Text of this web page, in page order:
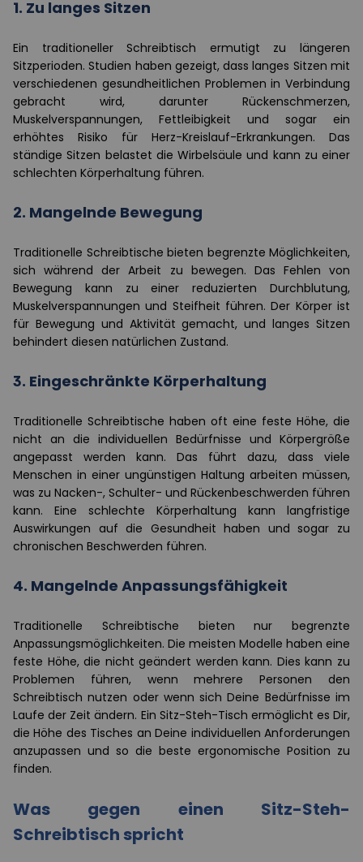
1. Zu langes Sitzen
Ein traditioneller Schreibtisch ermutigt zu längeren
Sitzperioden. Studien haben gezeigt, dass langes Sitzen mit
verschiedenen gesundheitlichen Problemen in Verbindung
gebracht wird, darunter Rückenschmerzen,
Muskelverspannungen, Fettleibigkeit und sogar ein
erhöhtes Risiko für Herz-Kreislauf-Erkrankungen. Das
ständige Sitzen belastet die Wirbelsäule und kann zu einer
schlechten Körperhaltung führen.
2. Mangelnde Bewegung
Traditionelle Schreibtische bieten begrenzte Möglichkeiten,
sich während der Arbeit zu bewegen. Das Fehlen von
Bewegung kann zu einer reduzierten Durchblutung,
Muskelverspannungen und Steifheit führen. Der Körper ist
für Bewegung und Aktivität gemacht, und langes Sitzen
behindert diesen natürlichen Zustand.
3. Eingeschränkte Körperhaltung
Traditionelle Schreibtische haben oft eine feste Höhe, die
nicht an die individuellen Bedürfnisse und Körpergröße
angepasst werden kann. Das führt dazu, dass viele
Menschen in einer ungünstigen Haltung arbeiten müssen,
was zu Nacken-, Schulter- und Rückenbeschwerden führen
kann. Eine schlechte Körperhaltung kann langfristige
Auswirkungen auf die Gesundheit haben und sogar zu
chronischen Beschwerden führen.
4. Mangelnde Anpassungsfähigkeit
Traditionelle Schreibtische bieten nur begrenzte
Anpassungsmöglichkeiten. Die meisten Modelle haben eine
feste Höhe, die nicht geändert werden kann. Dies kann zu
Problemen führen, wenn mehrere Personen den
Schreibtisch nutzen oder wenn sich Deine Bedürfnisse im
Laufe der Zeit ändern. Ein Sitz-Steh-Tisch ermöglicht es Dir,
die Höhe des Tisches an Deine individuellen Anforderungen
anzupassen und so die beste ergonomische Position zu
finden.
Was gegen einen Sitz-Steh-
Schreibtisch spricht